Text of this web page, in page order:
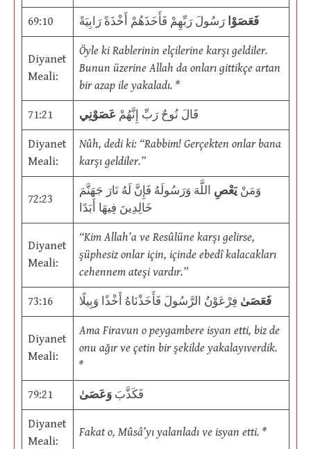
69:10 فَعَصَوْا رَسُولَ رَبِّهِمْ فَأَخَذَهُمْ أَخْذَةً رَابِيَةً
Diyanet
Meali:
Öyle ki Rablerinin elçilerine karşı geldiler.
Bunun üzerine Allah da onları gittikçe artan
bir azap ile yakaladı. *
71:21 قَالَ نُوحٌ رَبِّ إِنَّهُمْ عَصَوْنِي
Diyanet
Meali:
Nûh, dedi ki: “Rabbim! Gerçekten onlar bana
karşı geldiler.”
72:23
وَمَنْيَعْصِ اللَّهَ وَرَسُولَهُ فَإِنَّ لَهُ نَارَ جَهَنَّمَ
خَالِدِينَ فِيهَا أَبَدًا
Diyanet
Meali:
“Kim Allah’a ve Resûlüne karşı gelirse,
şüphesiz onlar için, içinde ebedî kalacakları
cehennem ateşi vardır.”
73:16 فَعَصَىٰ فِرْعَوْنُ الرَّسُولَ فَأَخَذْنَاهُ أَخْذًا وَبِيلًا
Diyanet
Meali:
Ama Firavun o peygambere isyan etti, biz de
onu ağır ve çetin bir şekilde yakalayıverdik.
*
79:21 فَكَذَّبَ وَعَصَىٰ
Diyanet
Meali:
Fakat o, Mûsâ’yı yalanladı ve isyan etti. *